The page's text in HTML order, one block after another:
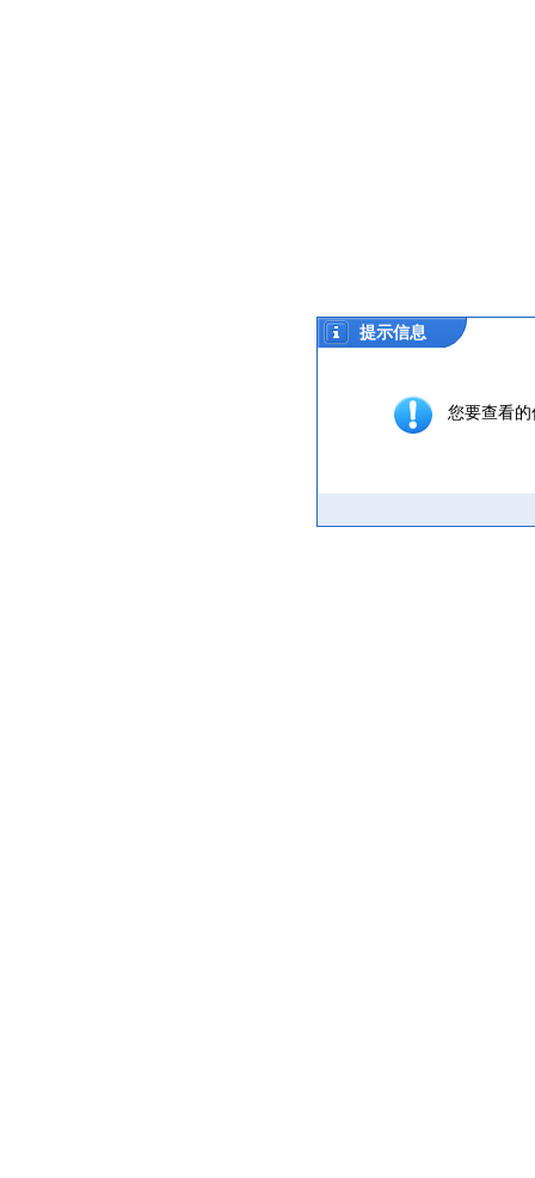
提示信息
您要查看